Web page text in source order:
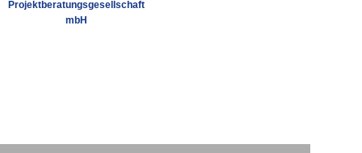
Projektberatungsgesellschaft
mbH